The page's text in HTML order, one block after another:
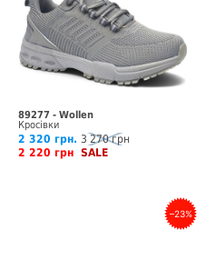
89277 - Wollen
Кросівки
2 320 грн. 3 270 грн
2 220 грн SALE
–23%